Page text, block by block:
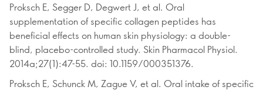
Proksch E, Segger D, Degwert J, et al. Oral
supplementation of specific collagen peptides has
beneficial effects on human skin physiology: a double-
blind, placebo-controlled study. Skin Pharmacol Physiol.
2014a;27(1):47-55. doi: 10.1159/000351376.
Proksch E, Schunck M, Zague V, et al. Oral intake of specific